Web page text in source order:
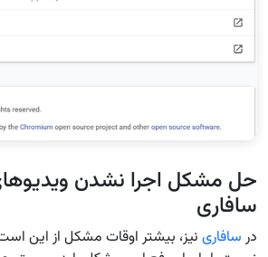
حل مشکل اجرا نشدن
سافاری
در سافاری نیز، بیشتر اوقات مشکل از این